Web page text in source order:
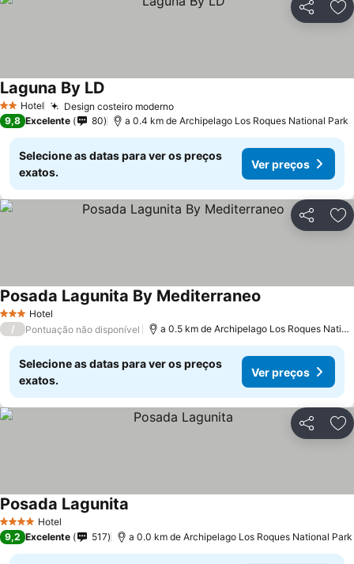
Partilhar
2 Estrelas
Hotel Design costeiro moderno
Laguna By LD
9,8 Excelente 80 a 0.4 km de Archipelago Los Roques National Park
Selecione as datas para ver os preços
exatos.
Ver preços
Partilhar
3 EstrelasHotel
Posada Lagunita By Mediterraneo
/ Pontuação não disponível a 0.5 km de Archipelago Los Roques National Park
Selecione as datas para ver os preços
exatos.
Ver preços
Partilhar
4 EstrelasHotel
Posada Lagunita
9,2 Excelente 517 a 0.0 km de Archipelago Los Roques National Park